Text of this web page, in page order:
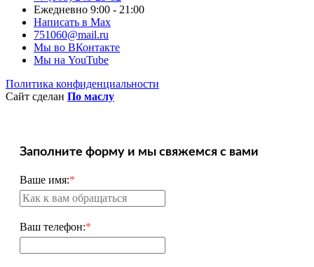
Ежедневно 9:00 - 21:00
Написать в Max
751060@mail.ru
Мы во ВКонтакте
Мы на YouTube
Политика конфиденциальности
Сайт сделан По маслу
Заполните форму и мы свяжемся с вами
Ваше имя:*
Ваш телефон:*